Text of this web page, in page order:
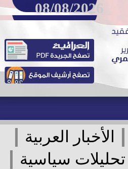
08/08/2026
الأخبار العربية|
تحليلات سياسية|